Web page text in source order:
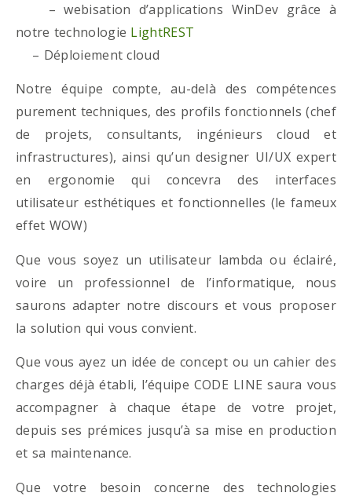
– webisation d’applications WinDev grâce à
notre technologie LightREST
– Déploiement cloud
Notre équipe compte, au-delà des compétences
purement techniques, des profils fonctionnels (chef
de projets, consultants, ingénieurs cloud et
infrastructures), ainsi qu’un designer UI/UX expert
en ergonomie qui concevra des interfaces
utilisateur esthétiques et fonctionnelles (le fameux
effet WOW)
Que vous soyez un utilisateur lambda ou éclairé,
voire un professionnel de l’informatique, nous
saurons adapter notre discours et vous proposer
la solution qui vous convient.
Que vous ayez un idée de concept ou un cahier des
charges déjà établi, l’équipe CODE LINE saura vous
accompagner à chaque étape de votre projet,
depuis ses prémices jusqu’à sa mise en production
et sa maintenance.
Que votre besoin concerne des technologies